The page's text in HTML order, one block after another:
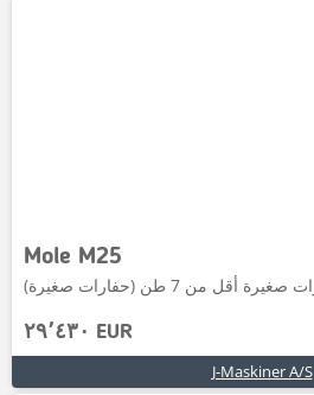
Mole M25
٢٩٬٤٣٠ EUR
J-Maskiner A/S